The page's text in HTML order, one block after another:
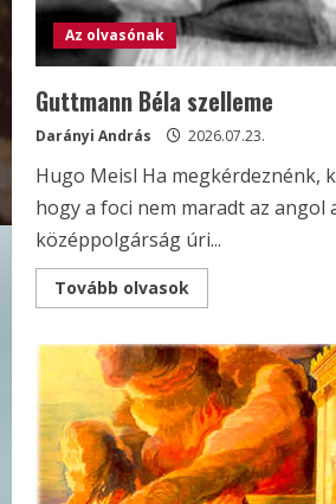
Az olvasónak
Guttmann Béla szelleme
Darányi András 2026.07.23.
Hugo Meisl Ha megkérdeznénk,
hogy a foci nem maradt az angol
középpolgárság úri...
Tovább olvasok
more
Béla
szelleme